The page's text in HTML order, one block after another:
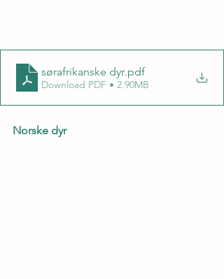
sørafrikanske dyr.pdf
Download PDF • 2.90MB
Norske dyr